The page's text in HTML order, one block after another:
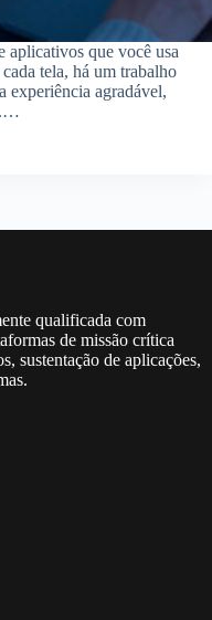
aplicativos que você usa
tela, há um trabalho
experiência agradável,
qualificada com
de missão crítica
sustentação de aplicações,